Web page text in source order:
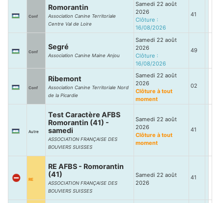
Conf
Romorantin
Association Canine Territoriale
Centre Val de Loire
Samedi 22 août
2026
Clôture :
16/08/2026
41
Conf
Segré
Association Canine Maine Anjou
Samedi 22 août
2026
Clôture :
16/08/2026
49
Conf
Ribemont
Association Canine Territoriale Nord
de la Picardie
Samedi 22 août
2026
Clôture à tout
moment
02
Autre
Test Caractère AFBS
Romorantin (41) -
samedi
ASSOCIATION FRANÇAISE DES
BOUVIERS SUISSES
Samedi 22 août
2026
Clôture à tout
moment
41
RE
RE AFBS - Romorantin
(41)
ASSOCIATION FRANÇAISE DES
BOUVIERS SUISSES
Samedi 22 août
2026
41